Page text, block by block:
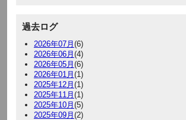
過去ログ
2026年07月 (6)
2026年06月 (4)
2026年05月 (6)
2026年01月 (1)
2025年12月 (1)
2025年11月 (1)
2025年10月 (5)
2025年09月 (2)